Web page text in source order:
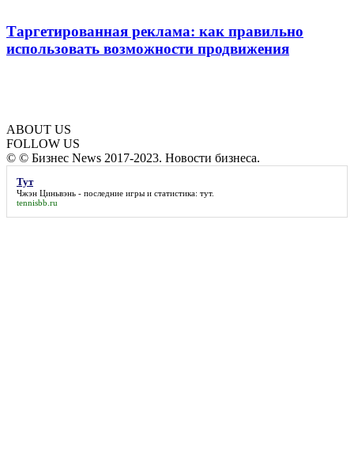
Таргетированная реклама: как правильно
использовать возможности продвижения
ABOUT US
FOLLOW US
© © Бизнес News 2017-2023. Новости бизнеса.
Тут
Чжэн Циньвэнь - последние игры и статистика: тут.
tennisbb.ru